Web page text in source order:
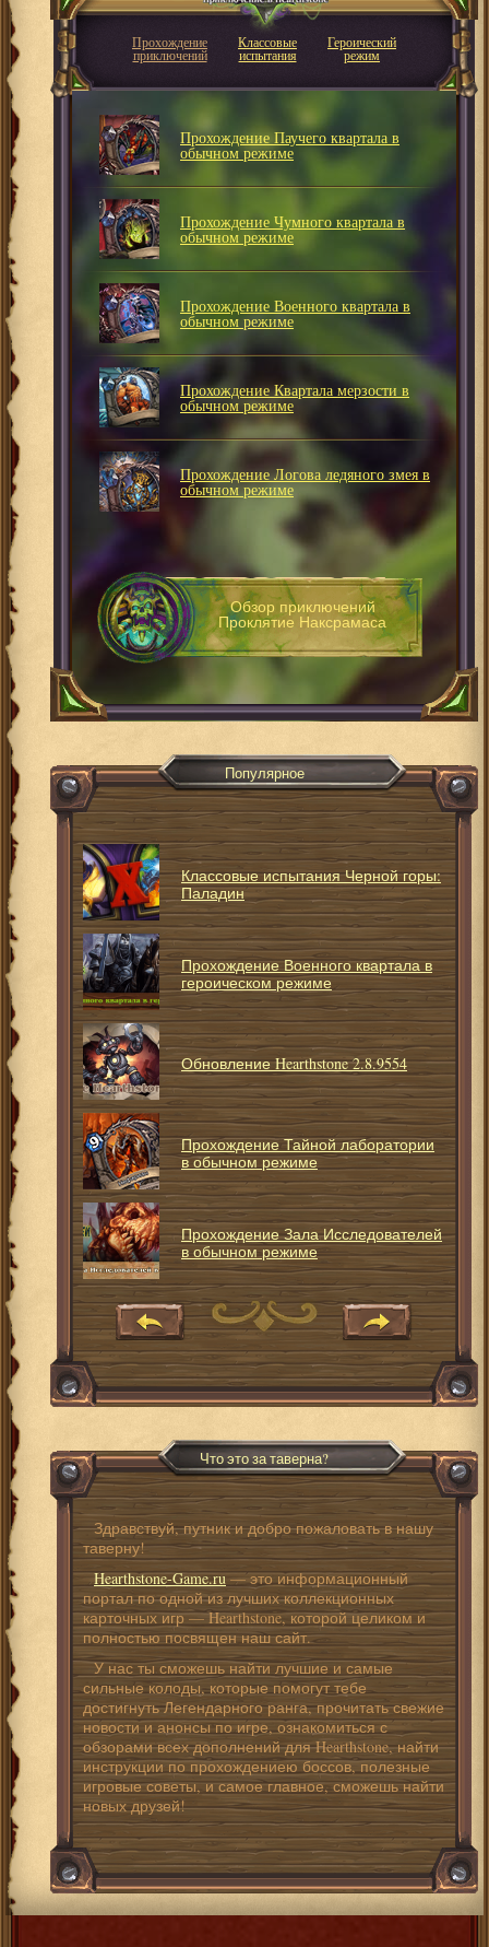
Прохождение
приключений
Классовые
испытания
Героический
режим
Прохождение Паучего квартала в
обычном режиме
Прохождение Чумного квартала в
обычном режиме
Прохождение Военного квартала в
обычном режиме
Прохождение Квартала мерзости в
обычном режиме
Прохождение Логова ледяного змея в
обычном режиме
Обзор приключений
Проклятие Наксрамаса
Популярное
Классовые испытания Черной горы:
Паладин
Прохождение Военного квартала в
героическом режиме
Обновление Hearthstone 2.8.9554
Прохождение Тайной лаборатории
в обычном режиме
Прохождение Зала Исследователей
в обычном режиме
Что это за таверна?
Здравствуй, путник и добро пожаловать в нашу
таверну!
Hearthstone-Game.ru— это информационный
портал по одной из лучших коллекционных
карточных игр — Hearthstone, которой целиком и
полностью посвящен наш сайт.
У нас ты сможешь найти лучшие и самые
сильные колоды, которые помогут тебе
достигнуть Легендарного ранга, прочитать свежие
новости и анонсы по игре, ознакомиться с
обзорами всех дополнений для Hearthstone, найти
инструкции по прохождениею боссов, полезные
игровые советы, и самое главное, сможешь найти
новых друзей!